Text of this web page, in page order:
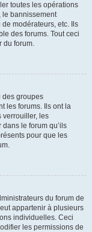
toutes les opérations
le bannissement
modérateurs, etc. Ils
des forums. Tout ceci
du forum.
des groupes
les forums. Ils ont la
verrouiller, les
le forum qu’ils
pour que les
du forum de
appartenir à plusieurs
individuelles. Ceci
les permissions de